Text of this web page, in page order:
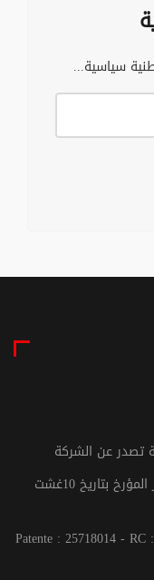
سياسية...
الإيداع القانوني طبقا لقانون الصحافة والنشر المؤرخ بتاريخ 10غشت
Patente : 25718014 -